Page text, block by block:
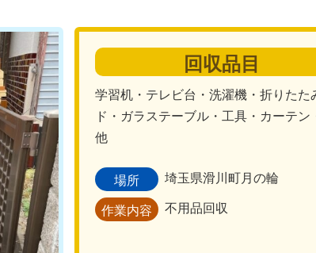
回収品目
学習机・テレビ台・洗濯機・折りたた
ド・ガラステーブル・工具・カーテン
他
場所 埼玉県滑川町月の輪
作業内容 不用品回収